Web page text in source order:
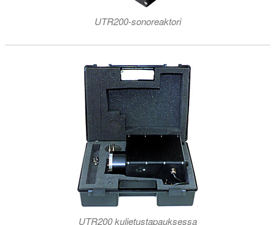
UTR200-sonoreaktori
UTR200 kuljetustapauksessa